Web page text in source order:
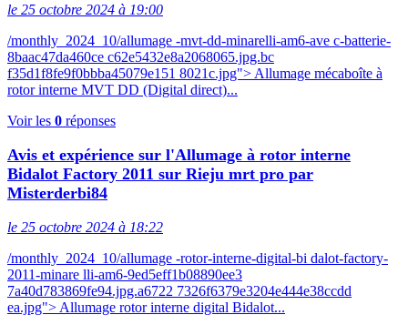
le 25 octobre 2024 à 19:00
/monthly_2024_10/allumage -mvt-dd-minarelli-am6-ave c-batterie-
8baac47da460ce c62e5432e8a2068065.jpg.bc
f35d1f8fe9f0bbba45079e151 8021c.jpg"> Allumage mécaboîte à
rotor interne MVT DD (Digital direct)...
Voir les 0 réponses
Avis et expérience sur l'Allumage à rotor interne
Bidalot Factory 2011 sur Rieju mrt pro par
Misterderbi84
le 25 octobre 2024 à 18:22
/monthly_2024_10/allumage -rotor-interne-digital-bi dalot-factory-
2011-minare lli-am6-9ed5eff1b08890ee3
7a40d783869fe94.jpg.a6722 7326f6379e3204e444e38ccdd
ea.jpg"> Allumage rotor interne digital Bidalot...